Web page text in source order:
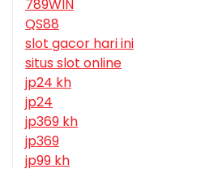
789WIN
QS88
slot gacor hari ini
situs slot online
jp24 kh
jp24
jp369 kh
jp369
jp99 kh